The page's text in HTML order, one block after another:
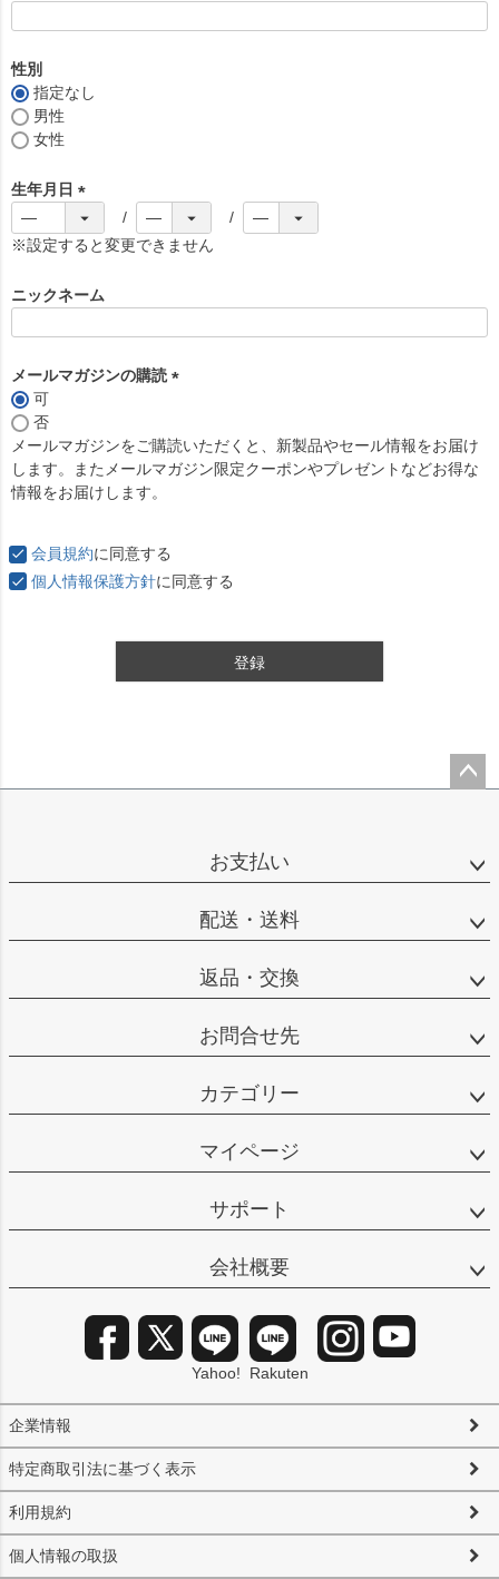
性別
指定なし
男性
女性
生年月日
(
必
)
※設定すると変更できません
ニックネーム
メールマガジンの購読
須
)
可
否
メールマガジンをご購読いただくと、新製品やセール情報をお届け
します。またメールマガジン限定クーポンやプレゼントなどお得な
情報をお届けします。
会員規約に同意する
個人情報保護方針に同意する
登録
お支払い
配送・送料
返品・交換
お問合せ先
カテゴリー
マイページ
サポート
会社概要
企業情報
特定商取引法に基づく表示
利用規約
個人情報の取扱
Yahoo! Rakuten